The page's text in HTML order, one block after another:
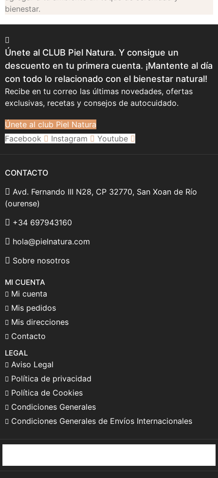
bienestar.
Únete al CLUB Piel Natura. Y consigue un
descuento en tu primera cuenta. ¡Mantente al día
con todo lo relacionado con el bienestar natural!
Recibe en tu correo las últimas novedades, ofertas
exclusivas, recetas y consejos de autocuidado.
Únete al club Piel Natura
Facebook
Instagram Youtube
CONTACTO
Avd. Fernando III N28, CP 32770, San Xoan de Río
(ourense)
+34 697943160
hola@pielnatura.com
Sobre nosotros
MI CUENTA
Mi cuenta
Mis pedidos
Mis direcciones
Contacto
LEGAL
Aviso Legal
Política de privacidad
Política de Cookies
Condiciones Generales
Condiciones Generales de Envíos Internacionales